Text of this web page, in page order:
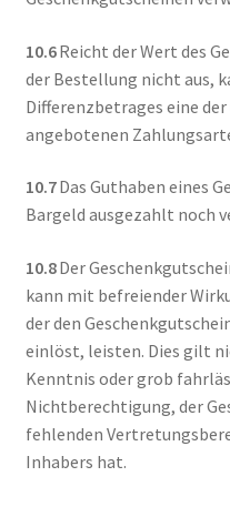
10.6Reicht der Wert des
der Bestellung nicht aus,
Differenzbetrages eine
angebotenen
10.7Das Guthaben eines
Bargeld ausgezahlt noch
10.8Der
kann mit befreiender
der den
einlöst, leisten. Dies gilt
Kenntnis oder grob
Nichtberechtigung, der
fehlenden
Inhabers hat.